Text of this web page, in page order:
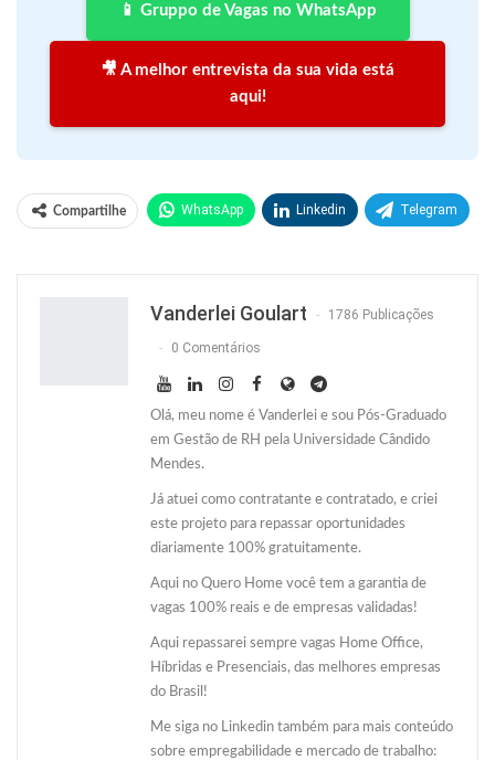
📱 Gruppo de Vagas no WhatsApp
🎥 A melhor entrevista da sua vida está
aqui!
Compartilhe WhatsApp Linkedin Telegram
Vanderlei Goulart 1786 Publicações
0 Comentários
Olá, meu nome é Vanderlei e sou Pós-Graduado
em Gestão de RH pela Universidade Cândido
Mendes.
Já atuei como contratante e contratado, e criei
este projeto para repassar oportunidades
diariamente 100% gratuitamente.
Aqui no Quero Home você tem a garantia de
vagas 100% reais e de empresas validadas!
Aqui repassarei sempre vagas Home Office,
Híbridas e Presenciais, das melhores empresas
do Brasil!
Me siga no Linkedin também para mais conteúdo
sobre empregabilidade e mercado de trabalho: